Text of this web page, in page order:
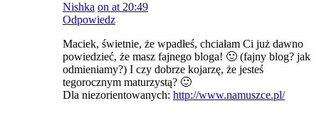
Nishka on at 20:49
Odpowiedz
Maciek, świetnie, że wpadłeś, chciałam Ci już dawno
powiedzieć, że masz fajnego bloga! 🙂 (fajny blog? jak
odmieniamy?) I czy dobrze kojarzę, że jesteś
tegorocznym maturzystą? 🙂
Dla niezorientowanych: http://www.namuszce.pl/